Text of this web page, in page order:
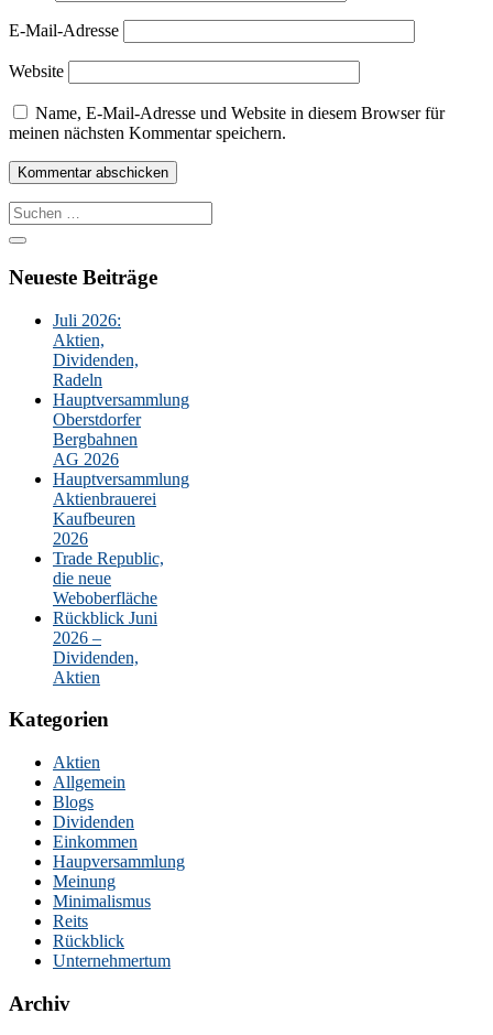
E-Mail-Adresse
Website
Name, E-Mail-Adresse und Website in diesem Browser für
meinen nächsten Kommentar speichern.
Suche
nach:
Neueste Beiträge
Juli 2026:
Aktien,
Dividenden,
Radeln
Hauptversammlung
Oberstdorfer
Bergbahnen
AG 2026
Hauptversammlung
Aktienbrauerei
Kaufbeuren
2026
Trade Republic,
die neue
Weboberfläche
Rückblick Juni
2026 –
Dividenden,
Aktien
Kategorien
Aktien
Allgemein
Blogs
Dividenden
Einkommen
Haupversammlung
Meinung
Minimalismus
Reits
Rückblick
Unternehmertum
Archiv